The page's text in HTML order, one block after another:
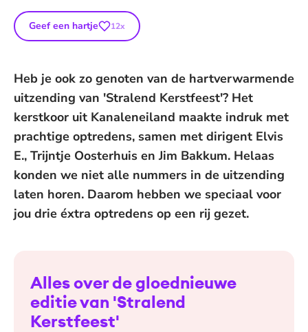
Geef een hartje 12x
Heb je ook zo genoten van de hartverwarmende
uitzending van 'Stralend Kerstfeest'? Het
kerstkoor uit Kanaleneiland maakte indruk met
prachtige optredens, samen met dirigent Elvis
E., Trijntje Oosterhuis en Jim Bakkum. Helaas
konden we niet alle nummers in de uitzending
laten horen. Daarom hebben we speciaal voor
jou drie éxtra optredens op een rij gezet.
Alles over de gloednieuwe
editie van 'Stralend
Kerstfeest'